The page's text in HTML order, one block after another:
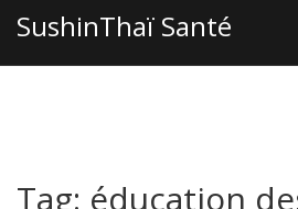
SushinThaï Santé
Tag: éducation